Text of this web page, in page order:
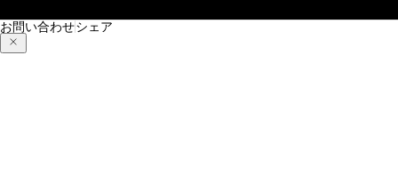
お問い合わせシェア